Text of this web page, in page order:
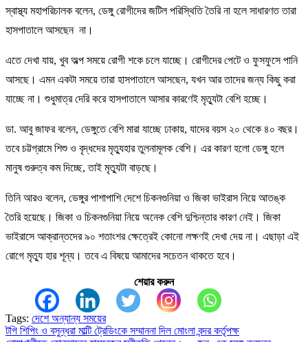
স্বাস্থ্য মহাপরিচালক বলেন, ডেঙ্গু রোগীদের জটিল পরিস্থিতি তৈরি না হলে সাধারণত তারা
হাসপাতালে আসছেন না।
এতে দেখা যায়, খুব অল্প সময়ে রোগী শকে চলে যাচ্ছে। রোগীদের পেটে ও ফুসফুসে পানি
আসছে। এমন একটা সময়ে তারা হাসপাতালে আসছেন, যখন আর তাদের জন্য কিছু করা
যাচ্ছে না। শুধুমাত্র দেরি করে হাসপাতালে আসার কারণেই মৃত্যুটা বেশি হচ্ছে।
ডা. আবু জাফর বলেন, ডেঙ্গুতে বেশি মারা যাচ্ছে ঢাকায়, যাদের বয়স ২০ থেকে ৪০ বছর।
তবে চট্টগ্রামে শিশু ও বৃদ্ধদের মৃত্যুহার তুলনামূলক বেশি। এর কারণ হলো ডেঙ্গু হলে
মানুষ গুরুত্ব কম দিচ্ছে, তাই মৃত্যুটা বাড়ছে।
তিনি আরও বলেন, ডেঙ্গুর পাশাপাশি দেশে চিকনগুনিয়া ও জিকা ভাইরাস নিয়ে আতঙ্ক
তৈরি হয়েছে। জিকা ও চিকনগুনিয়া নিয়ে অনেক বেশি দুশ্চিন্তার কারণ নেই। জিকা
ভাইরাসে আক্রান্তদের ৯০ শতাংশর ক্ষেত্রেই কোনো লক্ষণই দেখা দেয় না। এছাড়া এই
রোগে মৃত্যু হার শূন্য। তবে এ বিষয়ে আমাদের সচেতন থাকতে হবে।
শেয়ার করুন
Tags: দেশে অন্যান্য সময়ের
Post
টগি শিপিং ও বসুন্ধরা মাল্টি ট্রেডিংকে সম্মাননা দিল মোংলা বন্দর কর্তৃপক্ষ